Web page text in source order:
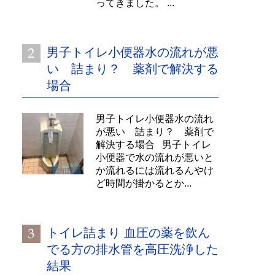
ってきました。 ...
男子トイレ小便器水の流れが悪
い 詰まり？ 薬剤で解決する
場合
男子トイレ小便器水の流れ
が悪い 詰まり？ 薬剤で
解決する場合 男子トイレ
小便器で水の流れが悪いと
か流れるには流れるんやけ
ど時間が掛かるとか...
トイレ詰まり 血圧の薬を飲ん
でる方の排水管を高圧洗浄した
結果